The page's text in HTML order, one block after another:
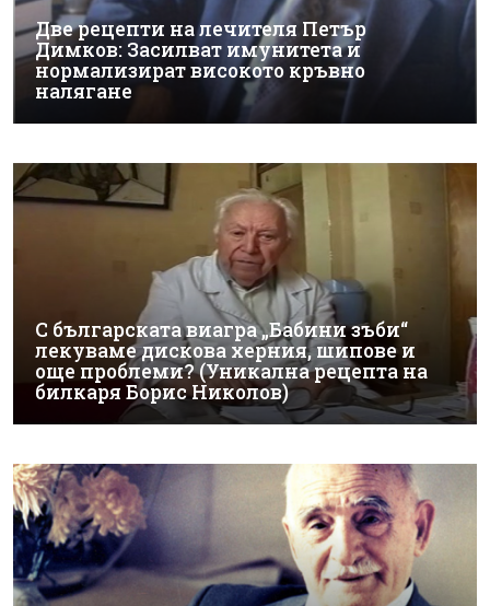
Две рецепти на лечителя Петър
Димков: Засилват имунитета и
нормализират високото кръвно
налягане
С българската виагра „Бабини зъби“
лекуваме дискова херния, шипове и
още проблеми? (Уникална рецепта на
билкаря Борис Николов)